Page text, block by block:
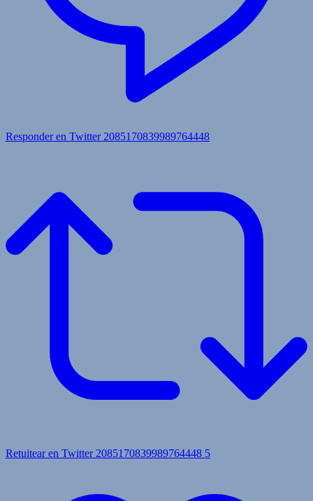
Responder en Twitter 2085170839989764448
Retuitear en Twitter 2085170839989764448 5